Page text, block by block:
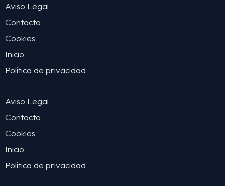
Aviso Legal
Contacto
Cookies
Inicio
Política de privacidad
Aviso Legal
Contacto
Cookies
Inicio
Política de privacidad